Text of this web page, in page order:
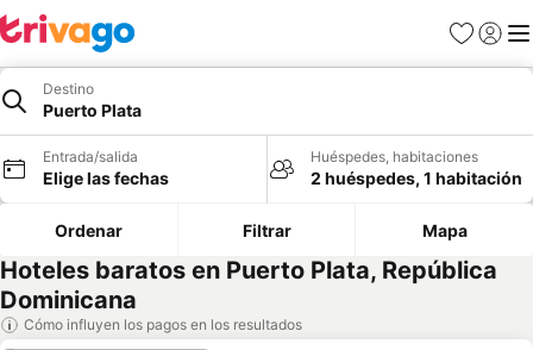
Favoritos
Iniciar
Destino
Puerto Plata
Entrada/salida
Elige las fechas
Huéspedes, habitaciones
2 huéspedes, 1 habitación
Ordenar Filtrar Mapa
Hoteles baratos en Puerto Plata, República
Dominicana
Cómo influyen los pagos en los resultados